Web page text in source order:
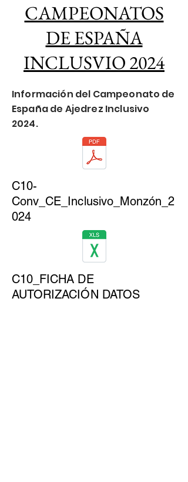
CAMPEONATOS
DE ESPAÑA
INCLUSVIO 2024
Información del Campeonato de
España de Ajedrez Inclusivo
2024.
C10-
Conv_CE_Inclusivo_Monzón_2
024
C10_FICHA DE
AUTORIZACIÓN DATOS